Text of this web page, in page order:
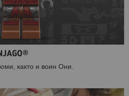
както и воин Они.